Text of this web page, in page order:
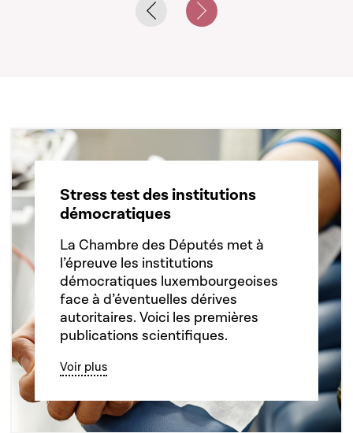
Previous slideNext slide
Stress test des institutions
démocratiques
La Chambre des Députés met à
l’épreuve les institutions
démocratiques luxembourgeoises
face à d’éventuelles dérives
autoritaires. Voici les premières
publications scientifiques.
Voir plus